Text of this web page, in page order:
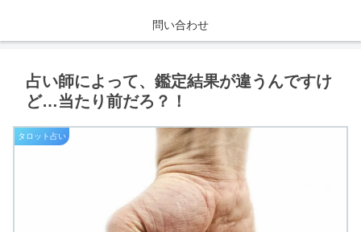
問い合わせ
占い師によって、鑑定結果が違うんですけ
ど…当たり前だろ？！
タロット占い